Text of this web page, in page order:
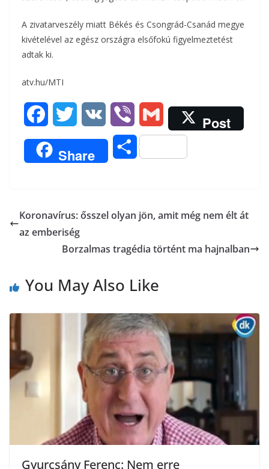
A zivatarveszély miatt Békés és Csongrád-Csanád megye
kivételével az egész országra elsőfokú figyelmeztetést
adtak ki.
atv.hu/MTI
a
c
b
o
k
w
i
t
e
K
i
b
r
m
a
l
Post
Share
O
z
a
e
g
Koronavírus: ősszel olyan jön, amit még nem élt át
az emberiség
Borzalmas tragédia történt ma hajnalban
You May Also Like
Gyurcsány Ferenc: Nem erre